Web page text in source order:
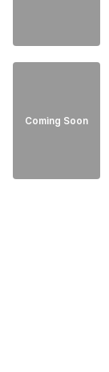
Coming Soon